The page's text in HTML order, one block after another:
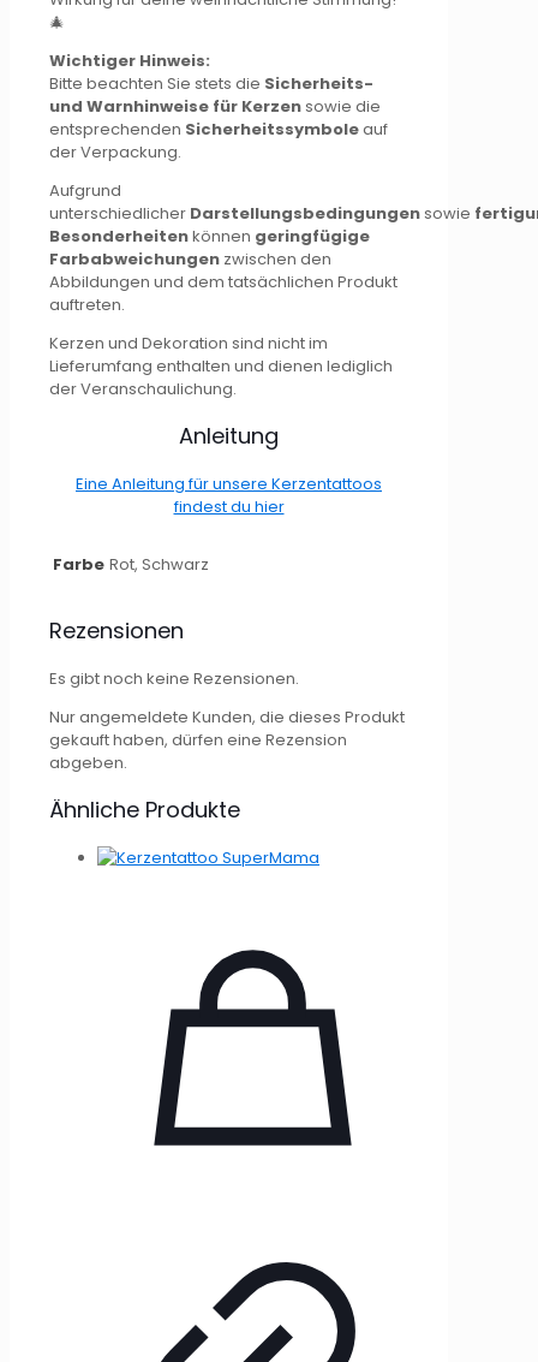
🎄
Wichtiger Hinweis:
Bitte beachten Sie stets die Sicherheits-
und Warnhinweise für Kerzensowie die
entsprechenden Sicherheitssymboleauf
der Verpackung.
Aufgrund
unterschiedlicher Darstellungsbedingungensowie
Besonderheitenkönnen geringfügige
Farbabweichungen zwischen den
Abbildungen und dem tatsächlichen Produkt
auftreten.
Kerzen und Dekoration sind nicht im
Lieferumfang enthalten und dienen lediglich
der Veranschaulichung.
Anleitung
Eine Anleitung für unsere Kerzentattoos
findest du hier
Farbe Rot, Schwarz
Rezensionen
Es gibt noch keine Rezensionen.
Nur angemeldete Kunden, die dieses Produkt
gekauft haben, dürfen eine Rezension
abgeben.
Ähnliche Produkte